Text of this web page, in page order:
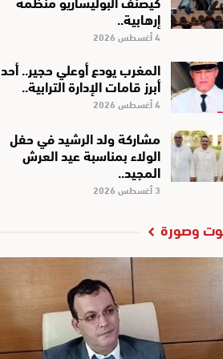
إرهابية..
4 أغسطس 2026
المغرب يودع أوعلي حجير.. أحد
أبرز قامات الإدارة الترابية..
4 أغسطس 2026
مشاركة ولد الرشيد في حفل
الولاء بمناسبة عيد العرش
المجيد..
3 أغسطس 2026
وصورة